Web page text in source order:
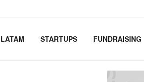
LATAM STARTUPS FUNDRAISING